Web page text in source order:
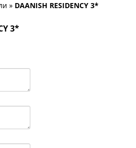
» DAANISH RESIDENCY 3*
3*